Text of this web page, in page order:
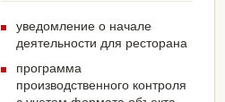
уведомление о начале
деятельности для ресторана
программа
производственного контроля